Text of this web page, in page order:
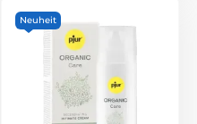
Neuheit